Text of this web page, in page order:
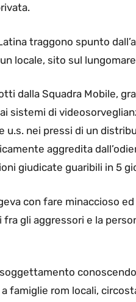
traggono spunto
locale, sito sul
dalla Squadra Mobile,
sistemi di
u.s. nei pressi di un
aggredita
giudicate guaribili in 5
con fare minaccioso
gli aggressori e la
famiglie rom locali,